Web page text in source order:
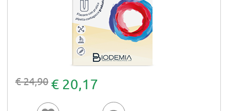
€ 24,90 € 20,17